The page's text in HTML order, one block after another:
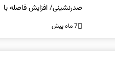
صدرنشینی/ افزایش فاصله با
ناپولی
7 ماه پیش